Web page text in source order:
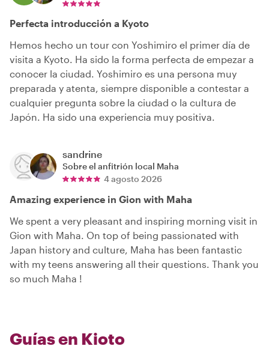
Perfecta introducción a Kyoto
Hemos hecho un tour con Yoshimiro el primer día de
visita a Kyoto. Ha sido la forma perfecta de empezar a
conocer la ciudad. Yoshimiro es una persona muy
preparada y atenta, siempre disponible a contestar a
cualquier pregunta sobre la ciudad o la cultura de
Japón. Ha sido una experiencia muy positiva.
sandrine
Sobre el anfitrión local Maha
4 agosto 2026
Amazing experience in Gion with Maha
We spent a very pleasant and inspiring morning visit in
Gion with Maha. On top of being passionated with
Japan history and culture, Maha has been fantastic
with my teens answering all their questions. Thank you
so much Maha !
Guías en Kioto